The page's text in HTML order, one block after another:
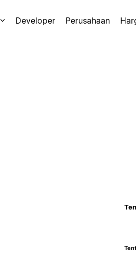
Developer Perusahaan